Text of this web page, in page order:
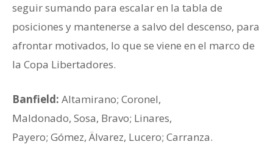
seguir sumando para escalar en la tabla de
posiciones y mantenerse a salvo del descenso, para
afrontar motivados, lo que se viene en el marco de
la Copa Libertadores.
Banfield: Altamirano; Coronel,
Maldonado, Sosa, Bravo; Linares,
Payero; Gómez, Älvarez, Lucero; Carranza.